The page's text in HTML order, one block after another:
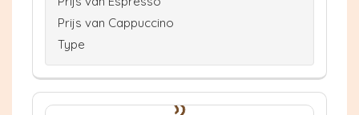
Prijs van Cappuccino
Type